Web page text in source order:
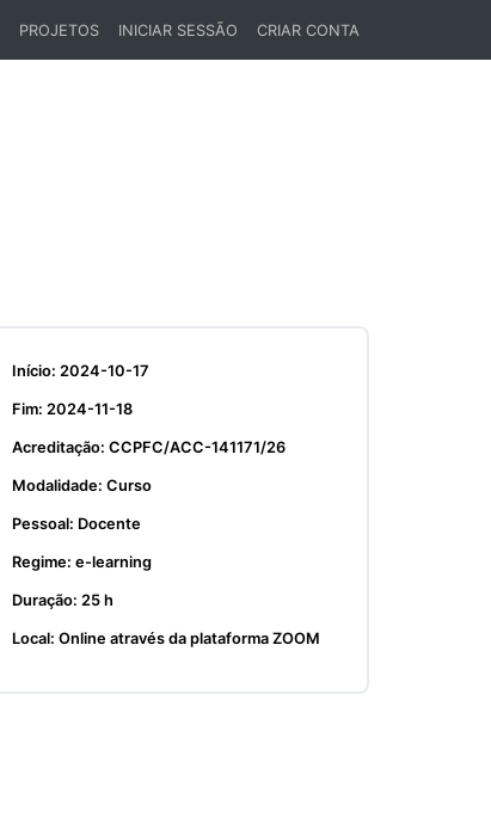
PROJETOS INICIAR SESSÃO CRIAR CONTA
Início: 2024-10-17
Fim: 2024-11-18
Acreditação: CCPFC/ACC-141171/26
Modalidade: Curso
Pessoal: Docente
Regime: e-learning
Duração: 25 h
Local: Online através da plataforma ZOOM